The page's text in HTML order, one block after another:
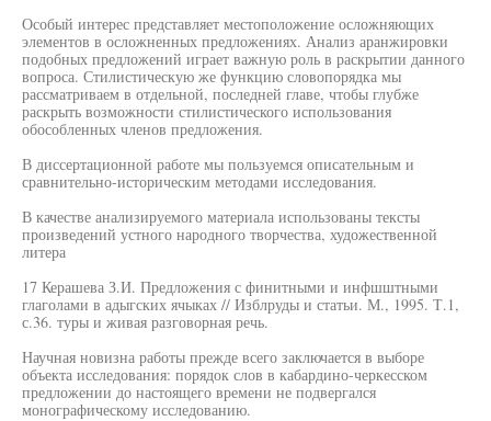
Особый интерес представляет местоположение осложняющих
элементов в осложненных предложениях. Анализ аранжировки
подобных предложений играет важную роль в раскрытии данного
вопроса. Стилистическую же функцию словопорядка мы
рассматриваем в отдельной, последней главе, чтобы глубже
раскрыть возможности стилистического использования
обособленных членов предложения.
В диссертационной работе мы пользуемся описательным и
сравнительно-историческим методами исследования.
В качестве анализируемого материала использованы тексты
произведений устного народного творчества, художественной
литера
17 Керашева З.И. Предложения с финитными и инфшштными
глаголами в адыгских ячыках // Изблруды и статьи. М., 1995. Т.1,
с.36. туры и живая разговорная речь.
Научная новизна работы прежде всего заключается в выборе
объекта исследования: порядок слов в кабардино-черкесском
предложении до настоящего времени не подвергался
монографическому исследованию.